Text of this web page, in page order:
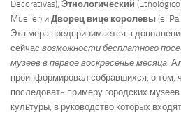
Decorativas), Этнологический
Mueller) и Дворец вице королевы (el
Эта мера предпринимается в
сейчас возможности бесплатного
музеев в первое воскресенье месяца.
проинформировал собравшихся, о том,
последовать примеру городских
культуры, в руководство которых